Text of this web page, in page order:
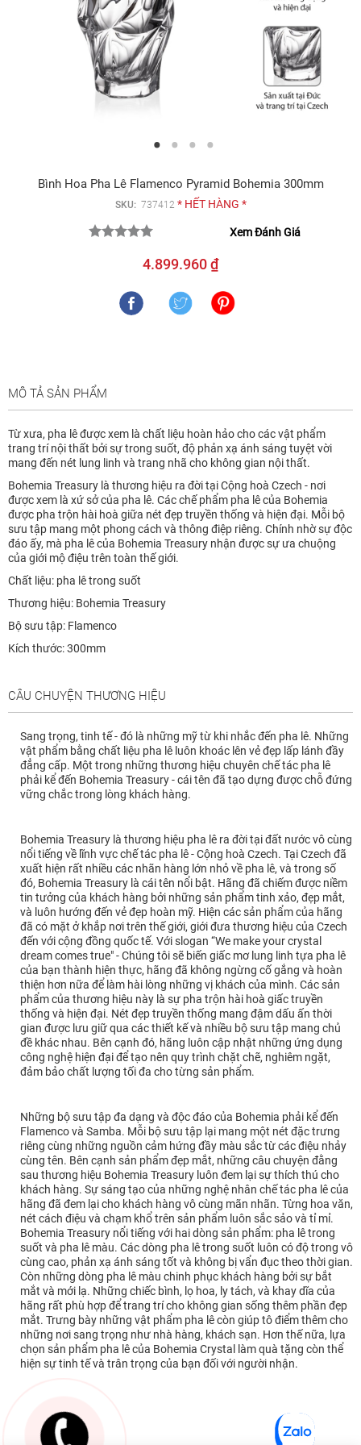
Bình Hoa Pha Lê Flamenco Pyramid Bohemia 300mm
SKU: 737412 * HẾT HÀNG *
Xem Đánh Giá
4.899.960 ₫
MÔ TẢ SẢN PHẨM
Từ xưa, pha lê được xem là chất liệu hoàn hảo cho các vật phẩm
trang trí nội thất bởi sự trong suốt, độ phản xạ ánh sáng tuyệt vời
mang đến nét lung linh và trang nhã cho không gian nội thất.
Bohemia Treasury là thương hiệu ra đời tại Cộng hoà Czech - nơi
được xem là xứ sở của pha lê. Các chế phẩm pha lê của Bohemia
được pha trộn hài hoà giữa nét đẹp truyền thống và hiện đại. Mỗi bộ
sưu tập mang một phong cách và thông điệp riêng. Chính nhờ sự độc
đáo ấy, mà pha lê của Bohemia Treasury nhận được sự ưa chuộng
của giới mộ điệu trên toàn thế giới.
Chất liệu: pha lê trong suốt
Thương hiệu: Bohemia Treasury
Bộ sưu tập: Flamenco
Kích thước: 300mm
CÂU CHUYỆN THƯƠNG HIỆU
Sang trọng, tinh tế - đó là những mỹ từ khi nhắc đến pha lê. Những
vật phẩm bằng chất liệu pha lê luôn khoác lên vẻ đẹp lấp lánh đầy
đẳng cấp. Một trong những thương hiệu chuyên chế tác pha lê
phải kể đến Bohemia Treasury - cái tên đã tạo dựng được chỗ đứng
vững chắc trong lòng khách hàng.
Bohemia Treasury là thương hiệu pha lê ra đời tại đất nước vô cùng
nổi tiếng về lĩnh vực chế tác pha lê - Cộng hoà Czech. Tại Czech đã
xuất hiện rất nhiều các nhãn hàng lớn nhỏ về pha lê, và trong số
đó, Bohemia Treasury là cái tên nổi bật. Hãng đã chiếm được niềm
tin tưởng của khách hàng bởi những sản phẩm tinh xảo, đẹp mắt,
và luôn hướng đến vẻ đẹp hoàn mỹ. Hiện các sản phẩm của hãng
đã có mặt ở khắp nơi trên thế giới, giới đưa thương hiệu của Czech
đến với cộng đồng quốc tế. Với slogan “We make your crystal
dream comes true" - Chúng tôi sẽ biến giấc mơ lung linh tựa pha lê
của bạn thành hiện thực, hãng đã không ngừng cố gắng và hoàn
thiện hơn nữa để làm hài lòng những vị khách của mình. Các sản
phẩm của thương hiệu này là sự pha trộn hài hoà giấc truyền
thống và hiện đại. Nét đẹp truyền thống mang đậm dấu ấn thời
gian được lưu giữ qua các thiết kế và nhiều bộ sưu tập mang chủ
đề khác nhau. Bên cạnh đó, hãng luôn cập nhật những ứng dụng
công nghệ hiện đại để tạo nên quy trình chặt chẽ, nghiêm ngặt,
đảm bảo chất lượng tối đa cho từng sản phẩm.
Những bộ sưu tập đa dạng và độc đáo của Bohemia phải kể đến
Flamenco và Samba. Mỗi bộ sưu tập lại mang một nét đặc trưng
riêng cùng những nguồn cảm hứng đầy màu sắc từ các điệu nhảy
cùng tên. Bên cạnh sản phẩm đẹp mắt, những câu chuyện đằng
sau thương hiệu Bohemia Treasury luôn đem lại sự thích thú cho
khách hàng. Sự sáng tạo của những nghệ nhân chế tác pha lê của
hãng đã đem lại cho khách hàng vô cùng mãn nhãn. Từng hoa văn,
nét cách điệu và chạm khổ trên sản phẩm luôn sắc sảo và tỉ mỉ.
Bohemia Treasury nổi tiếng với hai dòng sản phẩm: pha lê trong
suốt và pha lê màu. Các dòng pha lê trong suốt luôn có độ trong vô
cùng cao, phản xạ ánh sáng tốt và không bị vẩn đục theo thời gian.
Còn những dòng pha lê màu chinh phục khách hàng bởi sự bắt
mắt và mới lạ. Những chiếc bình, lọ hoa, ly tách, và khay dĩa của
hãng rất phù hợp để trang trí cho không gian sống thêm phần đẹp
mắt. Trưng bày những vật phẩm pha lê còn giúp tô điểm thêm cho
những nơi sang trọng như nhà hàng, khách sạn. Hơn thế nữa, lựa
chọn sản phẩm pha lê của Bohemia Crystal làm quà tặng còn thể
hiện sự tinh tế và trân trọng của bạn đối với người nhận.